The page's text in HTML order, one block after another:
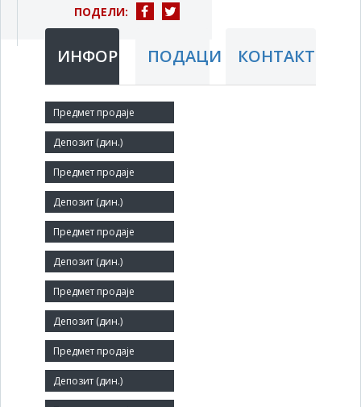
ПОДЕЛИ:
ИНФОРМАЦИЈЕПОДАЦИ КОНТАКТ
Краћи назив:
ХОТЕЛ ИЗВОР
Правни статус:
АД
Делатност:
Хотели и сличан смештај
Матични број:
17398105
Број запослених:
229